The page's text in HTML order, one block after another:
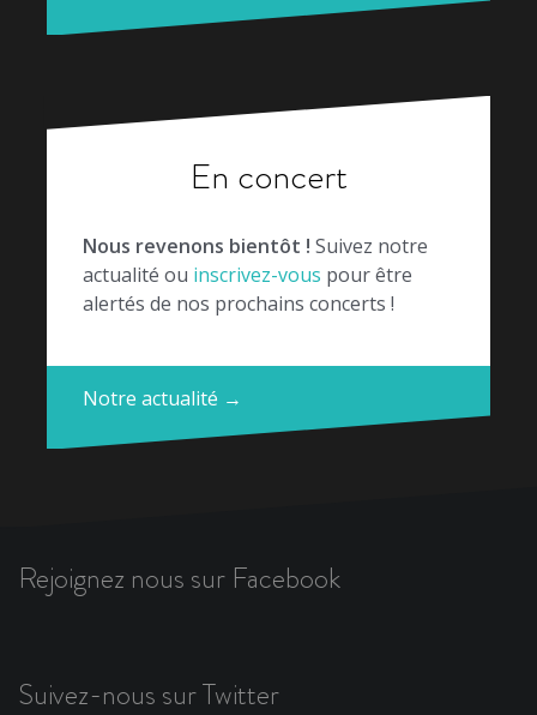
En concert
Nous revenons bientôt ! Suivez notre
actualité ou inscrivez-vous pour être
alertés de nos prochains concerts !
Notre actualité →
Rejoignez nous sur Facebook
Suivez-nous sur Twitter